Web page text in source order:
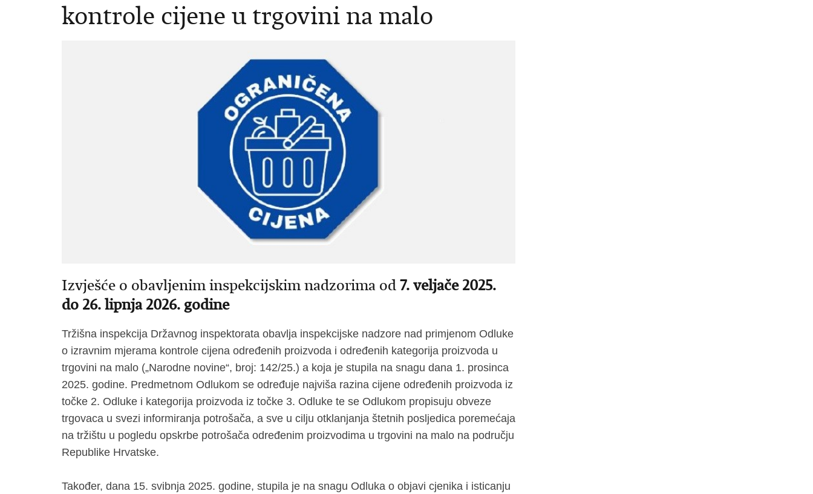
kontrole cijene u trgovini na malo
Izvješće o obavljenim inspekcijskim nadzorima od7. veljače 2025.
do 26. lipnja 2026. godine
Tržišna inspekcija Državnog inspektorata obavlja inspekcijske nadzore nad primjenom Odluke
o izravnim mjerama kontrole cijena određenih proizvoda i određenih kategorija proizvoda u
trgovini na malo („Narodne novine“, broj: 142/25.) a koja je stupila na snagu dana 1. prosinca
2025. godine. Predmetnom Odlukom se određuje najviša razina cijene određenih proizvoda iz
točke 2. Odluke i kategorija proizvoda iz točke 3. Odluke te se Odlukom propisuju obveze
trgovaca u svezi informiranja potrošača, a sve u cilju otklanjanja štetnih posljedica poremećaja
na tržištu u pogledu opskrbe potrošača određenim proizvodima u trgovini na malo na području
Republike Hrvatske.
Također, dana 15. svibnja 2025. godine, stupila je na snagu Odluka o objavi cjenika i isticanju